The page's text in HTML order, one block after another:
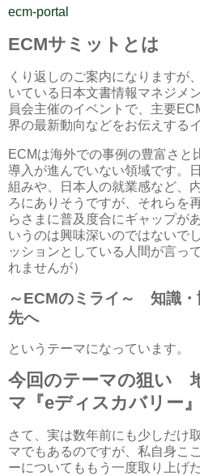
ecm-portal
ECMサミットとは
くり返しのご案内になりますが
いている日本文書情報マネジメ
員会主催のイベントで、主要
界の最新動向などをお伝えする
ECMは海外での事例の豊富さと
導入が進んでいない領域です。
組みや、日本人の就業感など、
ろにありそうですが、それらを
らさまに普及度合にギャップが
いうのは興味深いのではないで
ッションとしている人間が言っ
れませんが）
～ECMのミライ～ 知識・
先へ
というテーマになっています。
今回のテーマの狙い
マ『eディスカバリー』
さて、実は数年前にも少しだけ
マでもあるのですが、私自身こ
ーについてももう一度取り上げ